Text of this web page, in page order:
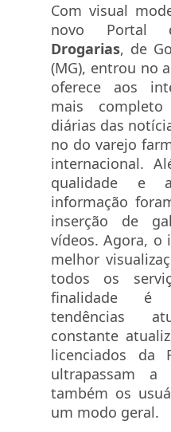
Com visual
novo Portal
Drogarias, de
(MG), entrou no
oferece aos
mais completo
diárias das
no do varejo
internacional.
qualidade e
informação
inserção de
vídeos. Agora, o
melhor
todos os
finalidade é
tendências
constante
licenciados da
ultrapassam
também os
um modo geral.